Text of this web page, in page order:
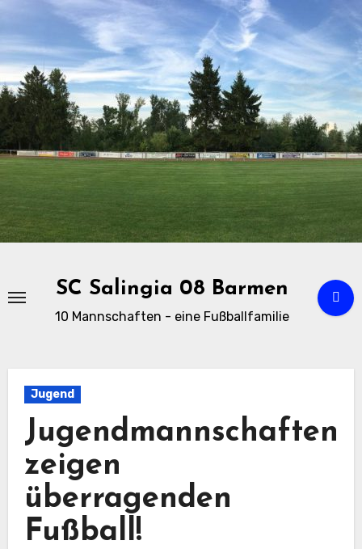
Zu
Inhalten
springen
SC Salingia 08 Barmen
10 Mannschaften - eine Fußballfamilie
Jugend
Jugendmannschaften
zeigen
überragenden
Fußball!